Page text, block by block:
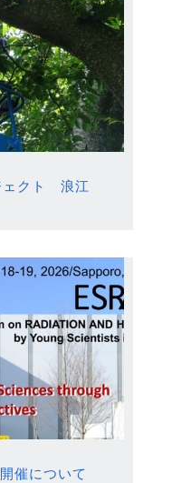
ェクト 浪江
催について